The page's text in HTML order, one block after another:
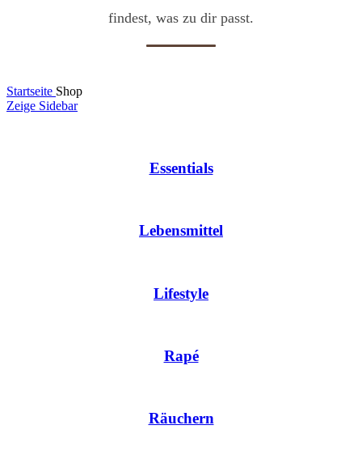
findest, was zu dir passt.
Startseite Shop
Zeige Sidebar
Essentials
Lebensmittel
Lifestyle
Rapé
Räuchern